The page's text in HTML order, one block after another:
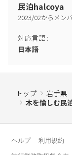
民泊halcoya
2023/02からメン
対応言語 :
日本語
トップ
岩手県
木を愉しむ民
ヘルプ 利用規約